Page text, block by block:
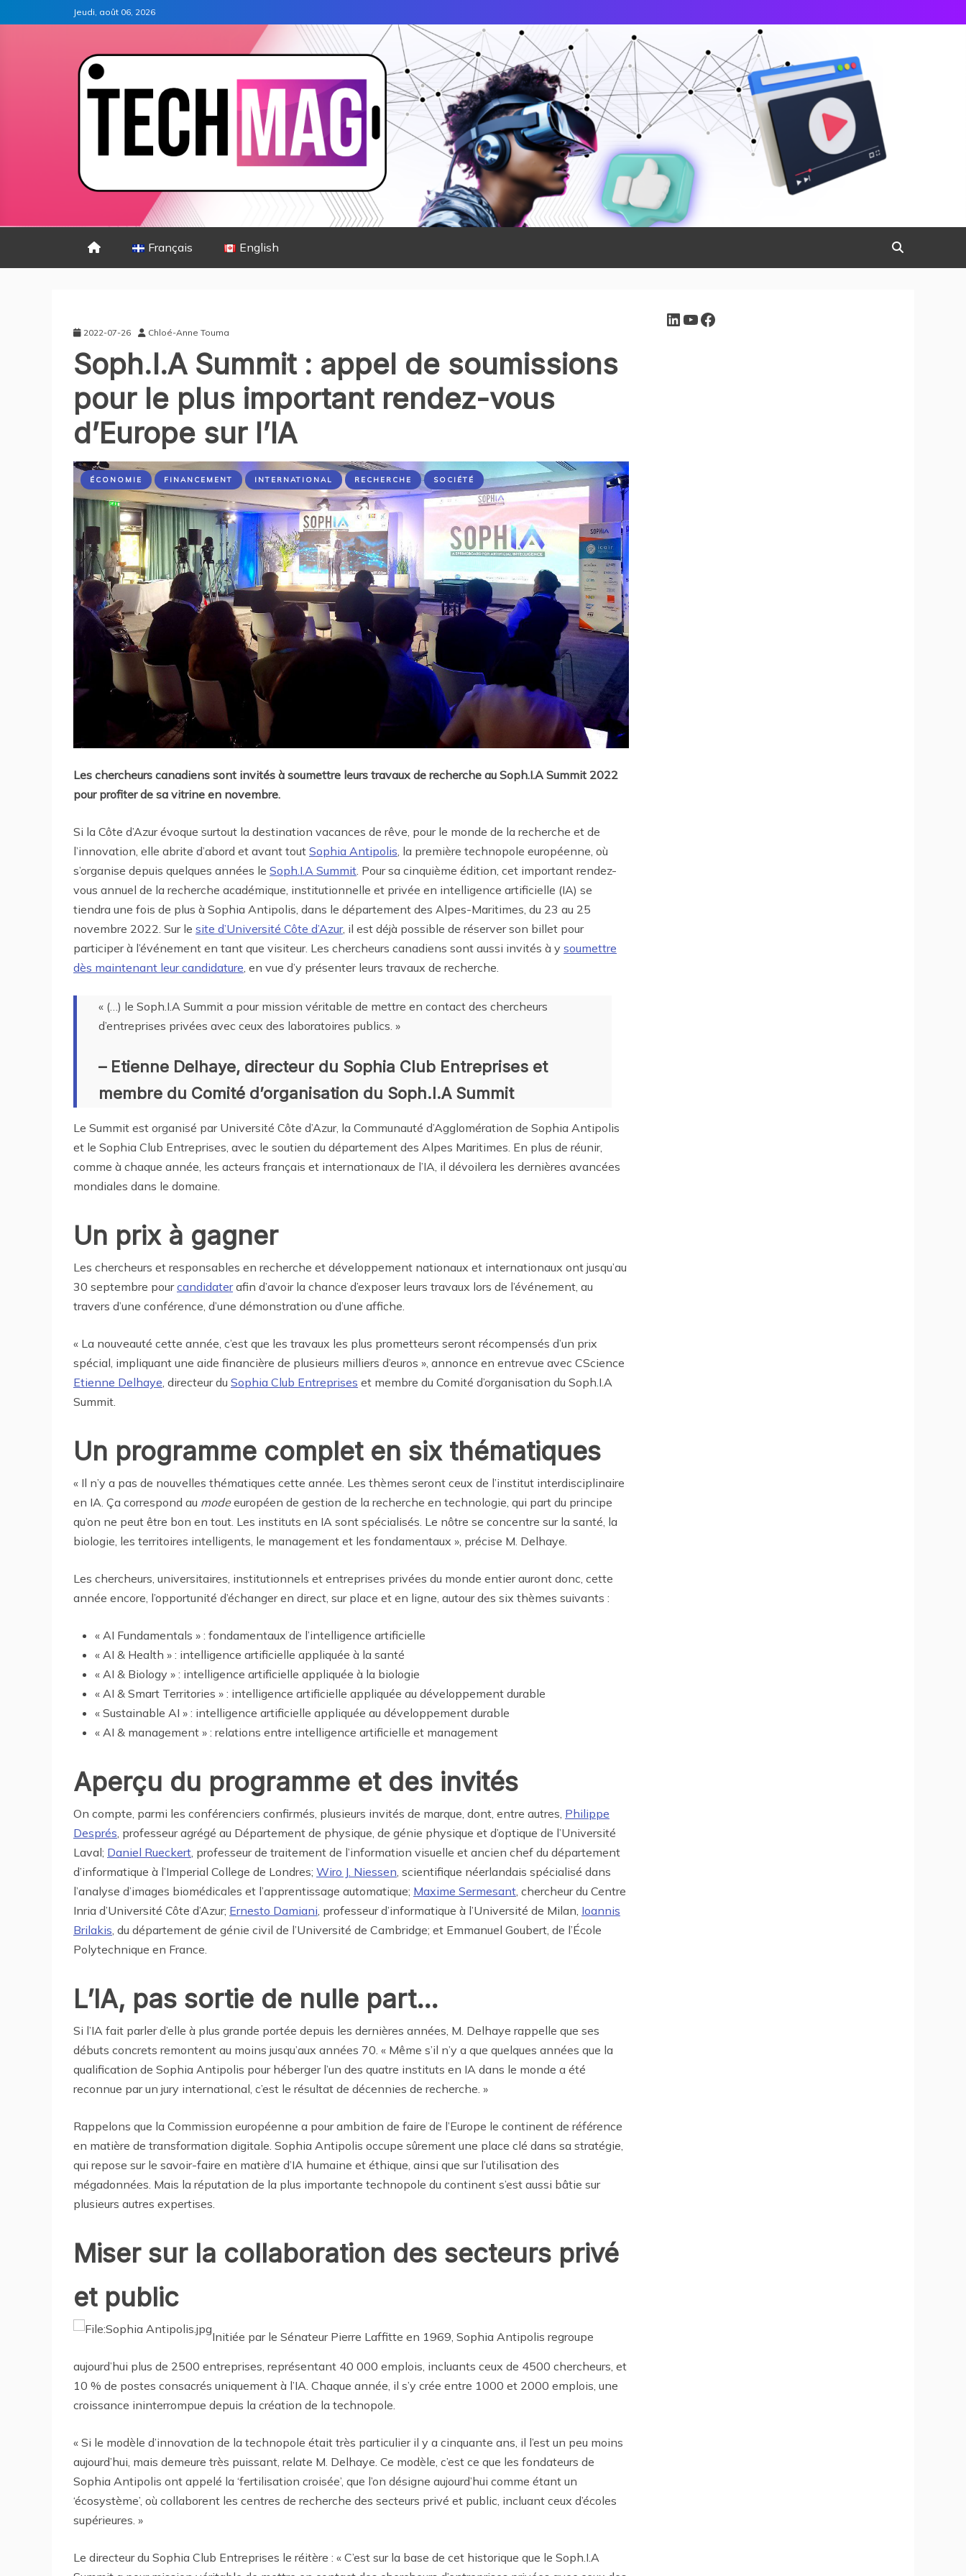
Jeudi, août 06, 2026
Français English
2022-07-26 Chloé-Anne Touma
Soph.I.A Summit : appel de soumissions
pour le plus important rendez-vous
d’Europe sur l’IA
ÉCONOMIE FINANCEMENT INTERNATIONAL RECHERCHE SOCIÉTÉ
Les chercheurs canadiens sont invités à soumettre leurs travaux de recherche au Soph.I.A Summit 2022
pour profiter de sa vitrine en novembre.
Si la Côte d’Azur évoque surtout la destination vacances de rêve, pour le monde de la recherche et de
l’innovation, elle abrite d’abord et avant tout Sophia Antipolis, la première technopole européenne, où
s’organise depuis quelques années le Soph.I.A Summit. Pour sa cinquième édition, cet important rendez-
vous annuel de la recherche académique, institutionnelle et privée en intelligence artificielle (IA) se
tiendra une fois de plus à Sophia Antipolis, dans le département des Alpes-Maritimes, du 23 au 25
novembre 2022. Sur le site d’Université Côte d’Azur, il est déjà possible de réserver son billet pour
participer à l’événement en tant que visiteur. Les chercheurs canadiens sont aussi invités à y soumettre
dès maintenant leur candidature, en vue d’y présenter leurs travaux de recherche.
« (…) le Soph.I.A Summit a pour mission véritable de mettre en contact des chercheurs
d’entreprises privées avec ceux des laboratoires publics. »
– Etienne Delhaye, directeur du Sophia Club Entreprises et
membre du Comité d’organisation du Soph.I.A Summit
Le Summit est organisé par Université Côte d’Azur, la Communauté d’Agglomération de Sophia Antipolis
et le Sophia Club Entreprises, avec le soutien du département des Alpes Maritimes. En plus de réunir,
comme à chaque année, les acteurs français et internationaux de l’IA, il dévoilera les dernières avancées
mondiales dans le domaine.
Un prix à gagner
Les chercheurs et responsables en recherche et développement nationaux et internationaux ont jusqu’au
30 septembre pourcandidaterafin d’avoir la chance d’exposer leurs travaux lors de l’événement, au
travers d’une conférence, d’une démonstration ou d’une affiche.
« La nouveauté cette année, c’est que les travaux les plus prometteurs seront récompensés d’un prix
spécial, impliquant une aide financière de plusieurs milliers d’euros », annonce en entrevue avec CScience
Etienne Delhaye, directeur du Sophia Club Entreprises et membre du Comité d’organisation du Soph.I.A
Summit.
Un programme complet en six thématiques
« Il n’y a pas de nouvelles thématiques cette année. Les thèmes seront ceux de l’institut interdisciplinaire
en IA. Ça correspond au modeeuropéen de gestion de la recherche en technologie, qui part du principe
qu’on ne peut être bon en tout. Les instituts en IA sont spécialisés. Le nôtre se concentre sur la santé, la
biologie, les territoires intelligents, le management et les fondamentaux », précise M. Delhaye.
Les chercheurs, universitaires, institutionnels et entreprises privées du monde entier auront donc, cette
année encore, l’opportunité d’échanger en direct, sur place et en ligne, autour des six thèmes suivants :
« AI Fundamentals » : fondamentaux de l’intelligence artificielle
« AI & Health » : intelligence artificielle appliquée à la santé
« AI & Biology » : intelligence artificielle appliquée à la biologie
« AI & Smart Territories » : intelligence artificielle appliquée au développement durable
« Sustainable AI » : intelligence artificielle appliquée au développement durable
« AI & management » : relations entre intelligence artificielle et management
Aperçu du programme et des invités
On compte, parmi les conférenciers confirmés, plusieurs invités de marque, dont, entre autres, Philippe
Després, professeur agrégé au Département de physique, de génie physique et d’optique de l’Université
Laval; Daniel Rueckert, professeur de traitement de l’information visuelle et ancien chef du département
d’informatique à l’Imperial College de Londres; Wiro J. Niessen, scientifique néerlandais spécialisé dans
l’analyse d’images biomédicales et l’apprentissage automatique; Maxime Sermesant, chercheur du Centre
Inria d’Université Côte d’Azur; Ernesto Damiani, professeur d’informatique à l’Université de Milan, Ioannis
Brilakis, du département de génie civil de l’Université de Cambridge; et Emmanuel Goubert, de l’École
Polytechnique en France.
L’IA, pas sortie de nulle part…
Si l’IA fait parler d’elle à plus grande portée depuis les dernières années, M. Delhaye rappelle que ses
débuts concrets remontent au moins jusqu’aux années 70. « Même s’il n’y a que quelques années que la
qualification de Sophia Antipolis pour héberger l’un des quatre instituts en IA dans le monde a été
reconnue par un jury international, c’est le résultat de décennies de recherche. »
Rappelons que la Commission européenne a pour ambition de faire de l’Europe le continent de référence
en matière de transformation digitale. Sophia Antipolis occupe sûrement une place clé dans sa stratégie,
qui repose sur le savoir-faire en matière d’IA humaine et éthique, ainsi que sur l’utilisation des
mégadonnées. Mais la réputation de la plus importante technopole du continent s’est aussi bâtie sur
plusieurs autres expertises.
Miser sur la collaboration des secteurs privé
et public
Initiée par le Sénateur Pierre Laffitte en 1969, Sophia Antipolis regroupe
aujourd’hui plus de 2500 entreprises, représentant 40 000 emplois, incluants ceux de 4500 chercheurs, et
10 % de postes consacrés uniquement à l’IA. Chaque année, il s’y crée entre 1000 et 2000 emplois, une
croissance ininterrompue depuis la création de la technopole.
« Si le modèle d’innovation de la technopole était très particulier il y a cinquante ans, il l’est un peu moins
aujourd’hui, mais demeure très puissant, relate M. Delhaye. Ce modèle, c’est ce que les fondateurs de
Sophia Antipolis ont appelé la ‘fertilisation croisée’, que l’on désigne aujourd’hui comme étant un
‘écosystème’, où collaborent les centres de recherche des secteurs privé et public, incluant ceux d’écoles
supérieures. »
Le directeur du Sophia Club Entreprises le réitère : « C’est sur la base de cet historique que le Soph.I.A